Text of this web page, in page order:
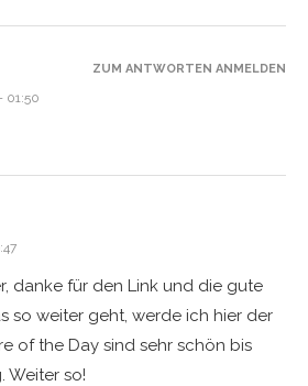
01:50
ZUM ANTWORTEN ANMELDEN
danke für den Link und die gute
so weiter geht, werde ich hier der
of the Day sind sehr schön bis
Weiter so!